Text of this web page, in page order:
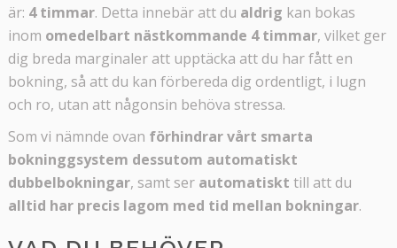
är: 4 timmar. Detta innebär att du aldrig kan bokas
inom omedelbart nästkommande 4 timmar, vilket ger
dig breda marginaler att upptäcka att du har fått en
bokning, så att du kan förbereda dig ordentligt, i lugn
och ro, utan att någonsin behöva stressa.
Som vi nämnde ovan förhindrar vårt smarta
bokninggsystem dessutom automatiskt
dubbelbokningar, samt ser automatiskt till att du
alltid har precis lagom med tid mellan bokningar.